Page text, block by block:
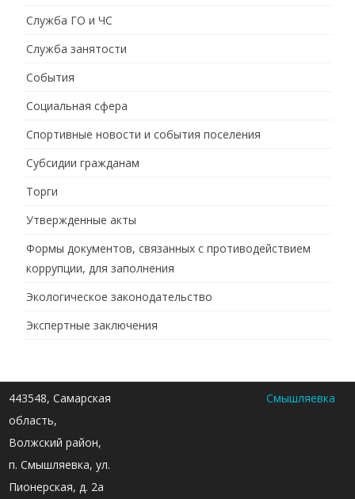
Служба ГО и ЧС
Служба занятости
События
Социальная сфера
Спортивные новости и события поселения
Субсидии гражданам
Торги
Утвержденные акты
Формы документов, связанных с противодействием
коррупции, для заполнения
Экологическое законодательство
Экспертные заключения
443548, Самарская
область,
Волжский район,
п. Смышляевка, ул.
Пионерская, д. 2а
Смышляевка